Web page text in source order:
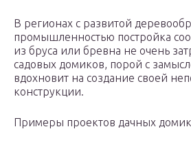
В регионах с развитой
промышленностью постройка
из бруса или бревна не очень
садовых домиков, порой с
вдохновит на создание своей
конструкции.
Примеры проектов дачных